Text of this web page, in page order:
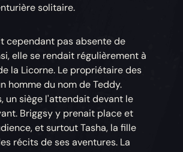
solitaire.
cependant pas absente de
elle se rendait régulièrement à
la Licorne. Le propriétaire des
homme du nom de Teddy.
un siège l'attendait devant le
Briggsy y prenait place et
et surtout Tasha, la fille
récits de ses aventures. La